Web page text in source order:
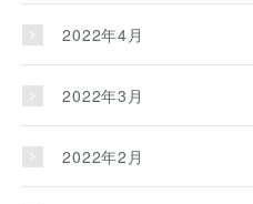
2022年4月
2022年3月
2022年2月